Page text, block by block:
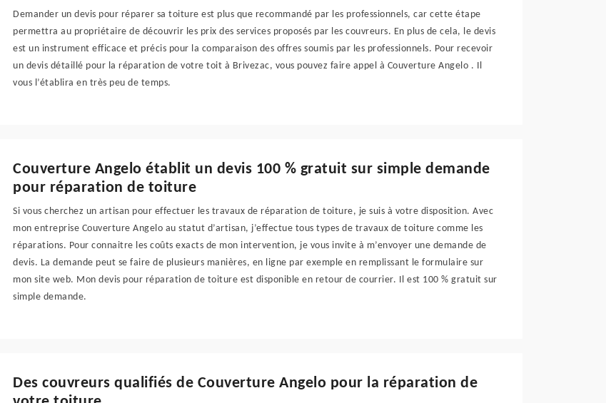
Demander un devis pour réparer sa toiture est plus que recommandé par les professionnels, car cette étape
permettra au propriétaire de découvrir les prix des services proposés par les couvreurs. En plus de cela, le devis
est un instrument efficace et précis pour la comparaison des offres soumis par les professionnels. Pour recevoir
un devis détaillé pour la réparation de votre toit à Brivezac, vous pouvez faire appel à Couverture Angelo . Il
vous l’établira en très peu de temps.
Couverture Angelo établit un devis 100 % gratuit sur simple demande
pour réparation de toiture
Si vous cherchez un artisan pour effectuer les travaux de réparation de toiture, je suis à votre disposition. Avec
mon entreprise Couverture Angelo au statut d’artisan, j’effectue tous types de travaux de toiture comme les
réparations. Pour connaitre les coûts exacts de mon intervention, je vous invite à m’envoyer une demande de
devis. La demande peut se faire de plusieurs manières, en ligne par exemple en remplissant le formulaire sur
mon site web. Mon devis pour réparation de toiture est disponible en retour de courrier. Il est 100 % gratuit sur
simple demande.
Des couvreurs qualifiés de Couverture Angelo pour la réparation de